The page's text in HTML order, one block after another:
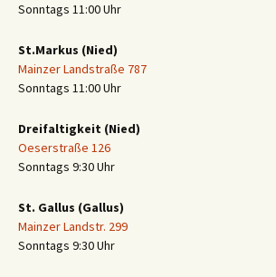
Sonntags 11:00 Uhr
St.Markus (Nied)
Mainzer Landstraße 787
Sonntags 11:00 Uhr
Dreifaltigkeit (Nied)
Oeserstraße 126
Sonntags 9:30 Uhr
St. Gallus (Gallus)
Mainzer Landstr. 299
Sonntags 9:30 Uhr